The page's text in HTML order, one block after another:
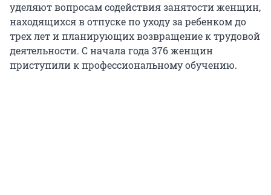
уделяют вопросам содействия занятости женщин,
находящихся в отпуске по уходу за ребенком до
трех лет и планирующих возвращение к трудовой
деятельности. С начала года 376 женщин
приступили к профессиональному обучению.